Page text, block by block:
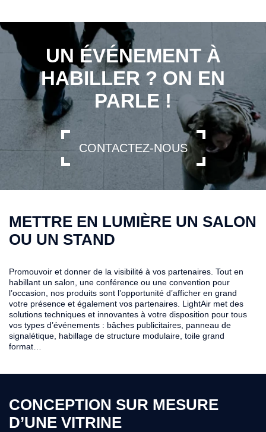
UN ÉVÉNEMENT À
HABILLER ? ON EN
PARLE !
CONTACTEZ-NOUS
METTRE EN LUMIÈRE UN SALON
OU UN STAND
Promouvoir et donner de la visibilité à vos partenaires. Tout en
habillant un salon, une conférence ou une convention pour
l’occasion, nos produits sont l’opportunité d’afficher en grand
votre présence et également vos partenaires. LightAir met des
solutions techniques et innovantes à votre disposition pour tous
vos types d’événements : bâches publicitaires, panneau de
signalétique, habillage de structure modulaire, toile grand
format…
CONCEPTION SUR MESURE
D’UNE VITRINE